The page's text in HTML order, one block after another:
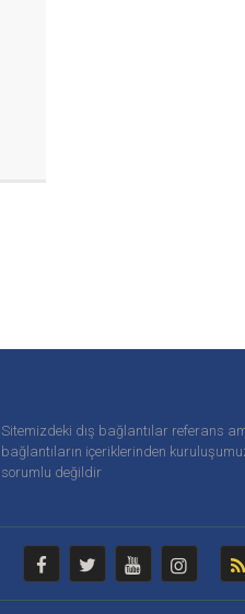
Sitemizdeki dış bağlantılar referans
bağlantıların içeriklerinden
sorumlu değildir